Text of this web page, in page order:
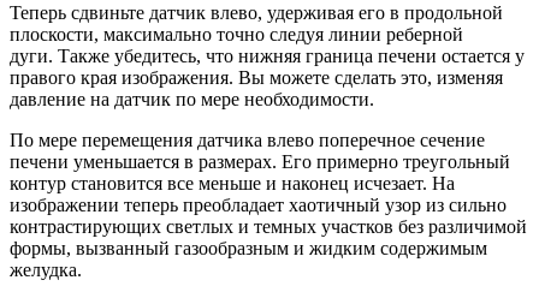
Теперь сдвиньте датчик влево, удерживая его в продольной
плоскости, максимально точно следуя линии реберной
дуги. Также убедитесь, что нижняя граница печени остается у
правого края изображения. Вы можете сделать это, изменяя
давление на датчик по мере необходимости.
По мере перемещения датчика влево поперечное сечение
печени уменьшается в размерах. Его примерно треугольный
контур становится все меньше и наконец исчезает. На
изображении теперь преобладает хаотичный узор из сильно
контрастирующих светлых и темных участков без различимой
формы, вызванный газообразным и жидким содержимым
желудка.